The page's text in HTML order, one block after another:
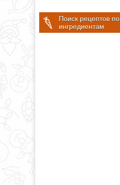
Поиск рецептов по
ингредиентам